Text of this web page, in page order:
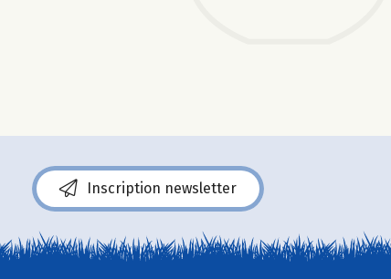
Inscription newsletter